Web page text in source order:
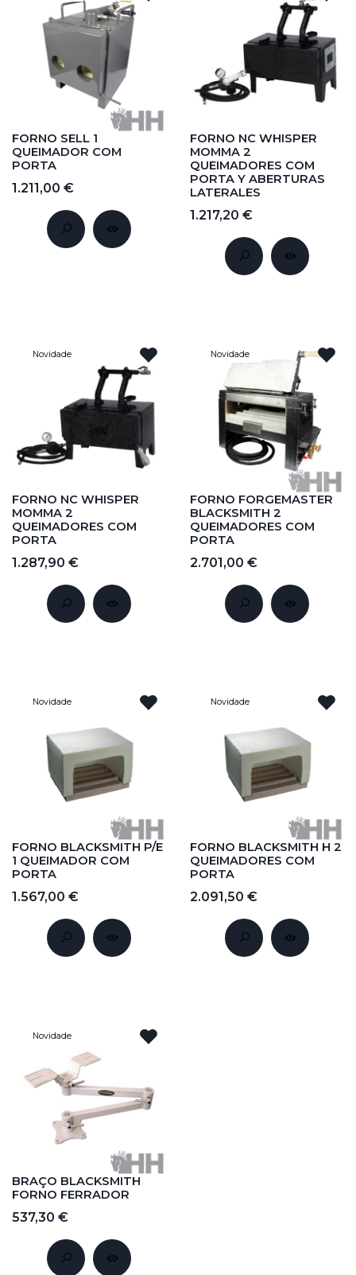
FORNO SELL 1
QUEIMADOR COM
PORTA
1.211,00 €
FORNO NC WHISPER
MOMMA 2
QUEIMADORES COM
PORTA Y ABERTURAS
LATERALES
1.217,20 €
Novidade
FORNO NC WHISPER
MOMMA 2
QUEIMADORES COM
PORTA
1.287,90 €
Novidade
FORNO FORGEMASTER
BLACKSMITH 2
QUEIMADORES COM
PORTA
2.701,00 €
Novidade
FORNO BLACKSMITH P/E
1 QUEIMADOR COM
PORTA
1.567,00 €
Novidade
FORNO BLACKSMITH H 2
QUEIMADORES COM
PORTA
2.091,50 €
Novidade
BRAÇO BLACKSMITH
FORNO FERRADOR
537,30 €